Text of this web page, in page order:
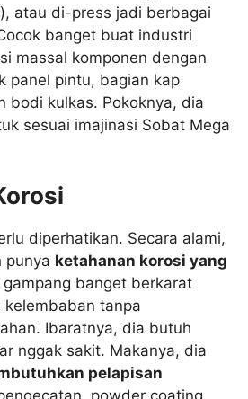
atau di-press jadi berbagai
banget buat industri
massal komponen dengan
panel pintu, bagian kap
bodi kulkas. Pokoknya, dia
sesuai imajinasi Sobat Mega
diperhatikan. Secara alami,
punya ketahanan korosi yang
gampang banget berkarat
kelembaban tanpa
Ibaratnya, dia butuh
nggak sakit. Makanya, dia
pelapisan